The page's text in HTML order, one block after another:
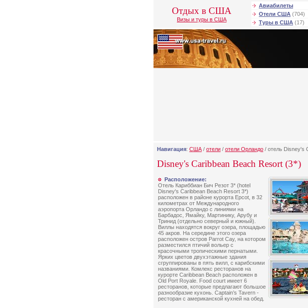
Отдых в США
Визы и туры в США
Авиабилеты
Отели США (704)
Туры в США (17)
Навигация: США / отели / отели Орландо / отель Disney's
Disney's Caribbean Beach Resort (3*)
Расположение:
Отель Кариббиан Бич Резот 3* (hotel
Disney's Caribbean Beach Resort 3*)
расположен в районе курорта Epcot, в 32
километрах от Международного
аэропорта Орландо с линиями на
Барбадос, Ямайку, Мартинику, Арубу и
Тринид (отдельно северный и южный).
Виллы находятся вокруг озера, площадью
45 акров. На середине этого озера
расположен остров Parrot Cay, на котором
разместился птичий вольер с
красочными тропическими пернатыми.
Ярких цветов двухэтажные здания
сгруппированы в пять вилл, с карибскими
названиями. Комлекс ресторанов на
курорте Caribbean Beach расположен в
Old Port Royale. Food court имеет 6
ресторанов, которые предлагают большое
разнообразие кухонь. Captain’s Tavern -
ресторан с американской кухней на обед.